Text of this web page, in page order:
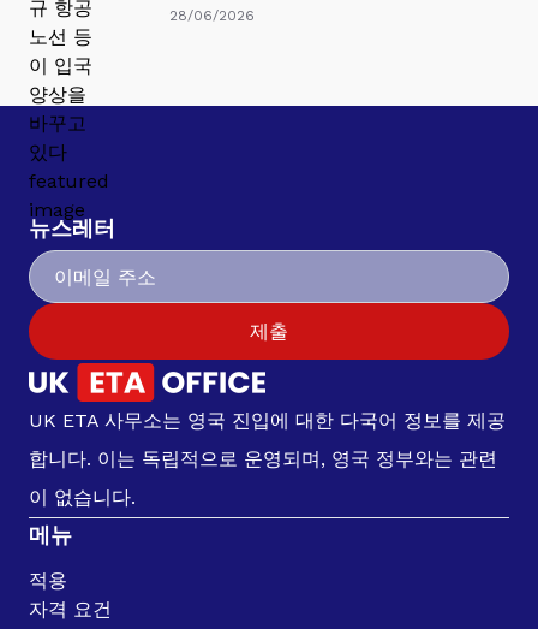
28/06/2026
뉴스레터
제출
UK ETA 사무소는 영국 진입에 대한 다국어 정보를 제공
합니다. 이는 독립적으로 운영되며, 영국 정부와는 관련
이 없습니다.
메뉴
적용
자격 요건